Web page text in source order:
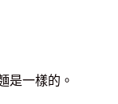
是一樣的。